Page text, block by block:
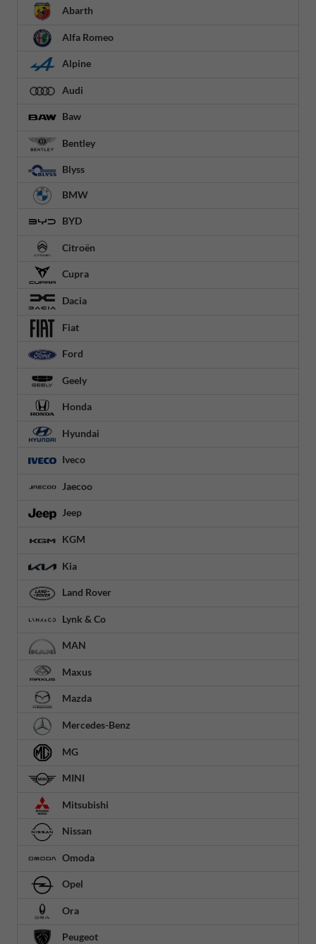
Abarth
Alfa Romeo
Alpine
Audi
Baw
Bentley
Blyss
BMW
BYD
Citroën
Cupra
Dacia
Fiat
Ford
Geely
Honda
Hyundai
Iveco
Jaecoo
Jeep
KGM
Kia
Land Rover
Lynk & Co
MAN
Maxus
Mazda
Mercedes-Benz
MG
MINI
Mitsubishi
Nissan
Omoda
Opel
Ora
Peugeot